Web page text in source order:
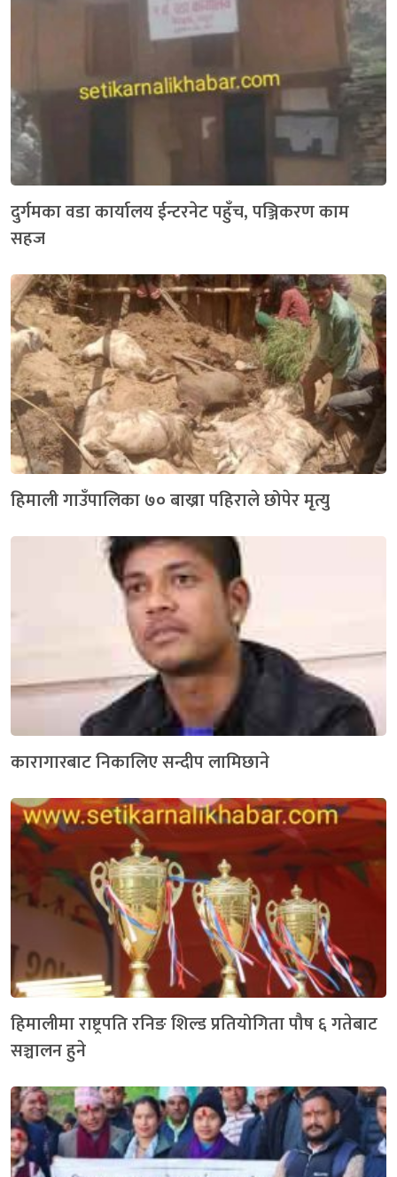
दुर्गमका वडा कार्यालय ईन्टरनेट पहुँच, पञ्जिकरण काम
सहज
हिमाली गाउँपालिका ७० बाख्रा पहिराले छोपेर मृत्यु
कारागारबाट निकालिए सन्दीप लामिछाने
हिमालीमा राष्ट्रपति रनिङ शिल्ड प्रतियोगिता पौष ६ गतेबाट
सञ्चालन हुने